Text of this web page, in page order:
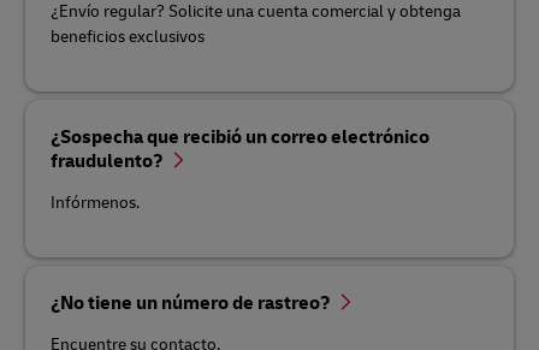
¿Envío regular? Solicite una cuenta comercial y obtenga
beneficios exclusivos
¿Sospecha que recibió un correo electrónico
fraudulento?
Infórmenos.
¿No tiene un número de rastreo?
Encuentre su contacto.